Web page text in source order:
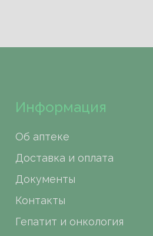
Информация
Об аптеке
Доставка и оплата
Документы
Контакты
Гепатит и онкология